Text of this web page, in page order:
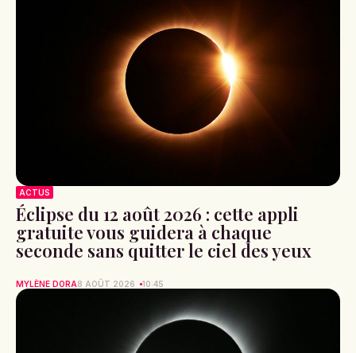
ACTUS
Éclipse du 12 août 2026 : cette appli
gratuite vous guidera à chaque
seconde sans quitter le ciel des yeux
MYLÈNE DORA8 AOÛT 2026 10:45